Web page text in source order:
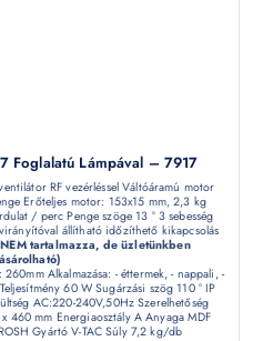
Foglalatú Lámpával – 7917
RF vezérléssel Váltóáramú motor
Erőteljes motor: 153x15 mm, 2,3 kg
/ perc Penge szöge 13 ° 3 sebesség
állítható időzíthető kikapcsolás
tartalmazza, de üzletünkben
Alkalmazása: - éttermek, - nappali, -
60 W Sugárzási szög 110 ° IP
AC:220-240V,50Hz Szerelhetőség
460 mm Energiaosztály A Anyaga MDF
Gyártó V-TAC Súly 7,2 kg/db